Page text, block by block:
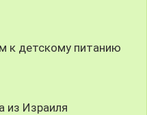
к детскому питанию
из Израиля